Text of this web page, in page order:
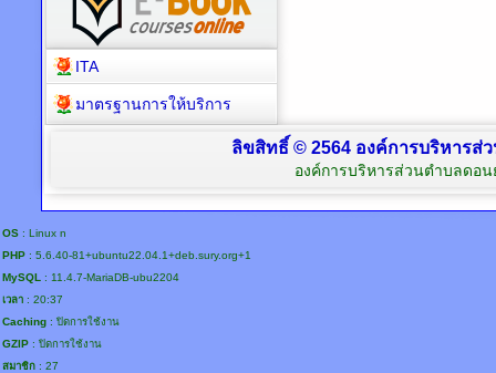
ITA
มาตรฐานการให้บริการ
ลิขสิทธิ์ © 2564 องค์การบริหารส่
องค์การบริหารส่วนตำบลดอน
OS : Linux n
PHP : 5.6.40-81+ubuntu22.04.1+deb.sury.org+1
MySQL : 11.4.7-MariaDB-ubu2204
เวลา : 20:37
Caching : ปิดการใช้งาน
GZIP : ปิดการใช้งาน
สมาชิก : 27